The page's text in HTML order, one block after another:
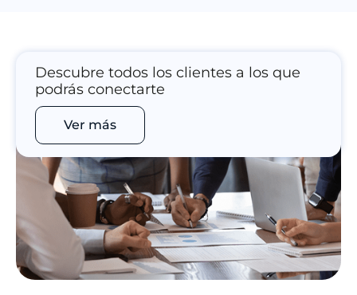
Descubre todos los clientes a los que
podrás conectarte
Ver más